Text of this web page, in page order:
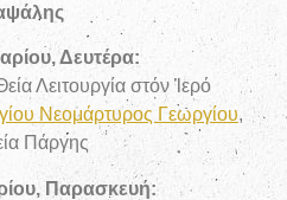
Δευτέρα:
Λειτουργία στόν Ἱερό
Νεομάρτυρος Γεωργίου,
Πάργης
Παρασκευή: